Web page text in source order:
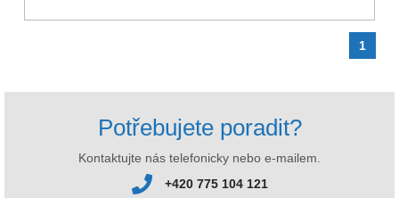
1
Potřebujete poradit?
Kontaktujte nás telefonicky nebo e-mailem.
+420 775 104 121